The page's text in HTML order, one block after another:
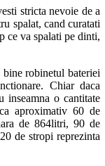
stricta nevoie de a
spalat, cand curatati
ce va spalati pe dinti,
robinetul bateriei
Chiar daca
inseamna o cantitate
aproximativ 60 de
de 864litri, 90 de
de stropi reprezinta